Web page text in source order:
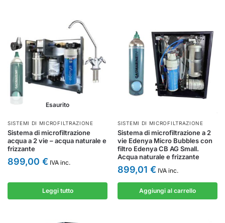
Esaurito
SISTEMI DI MICROFILTRAZIONE
Sistema di microfiltrazione
acqua a 2 vie – acqua naturale e
frizzante
899,00 € IVA inc.
Leggi tutto
SISTEMI DI MICROFILTRAZIONE
Sistema di microfiltrazione a 2
vie Edenya Micro Bubbles con
filtro Edenya CB AG Small.
Acqua naturale e frizzante
899,01 € IVA inc.
Aggiungi al carrello